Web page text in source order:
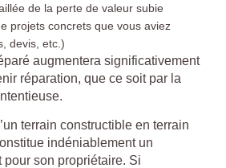
de la perte de valeur subie
projets concrets que vous aviez
devis, etc.)
augmentera significativement
réparation, que ce soit par la
terrain constructible en terrain
indéniablement un
pour son propriétaire. Si